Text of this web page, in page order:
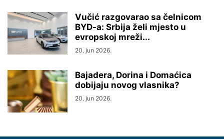
Vučić razgovarao sa čelnicom
BYD-a: Srbija želi mjesto u
evropskoj mreži...
20. jun 2026.
Bajadera, Dorina i Domaćica
dobijaju novog vlasnika?
20. jun 2026.